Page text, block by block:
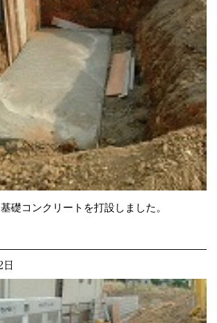
礎コンクリートを打設しました。